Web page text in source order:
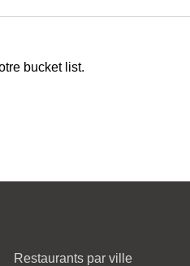
bucket list.
Restaurants par ville